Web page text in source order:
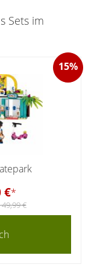
Sets im
15%
€*
€